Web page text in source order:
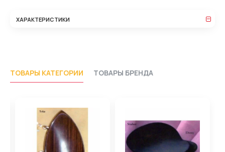
ХАРАКТЕРИСТИКИ
ТОВАРЫ КАТЕГОРИИ ТОВАРЫ БРЕНДА